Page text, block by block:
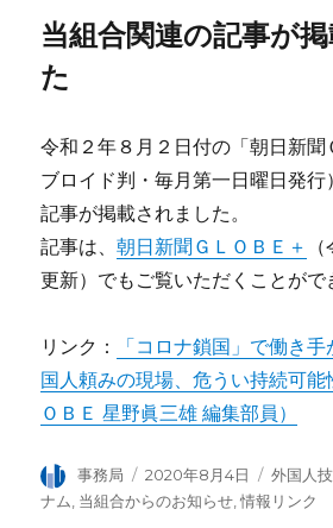
当組合関連の記事が
た
令和２年８月２日付の「朝日新聞
ブロイド判・毎月第一日曜日発
記事が掲載されました。
記事は、朝日新聞ＧＬＯＢＥ＋
更新）でもご覧いただくことがで
リンク：
「コロナ鎖国」で働き
国人頼みの現場、危うい持続可能
ＯＢＥ 星野眞三雄 編集部員）
投
稿
事務局
投
稿
2020年8月4日
カ
テ
外国人
ナム 当組合からのお知らせ ,情報リンク